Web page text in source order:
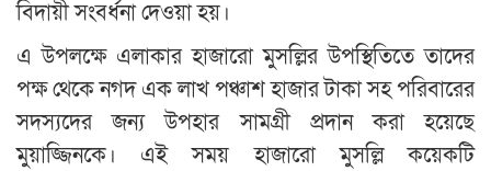
বিদায়ী সংবর্ধনা দেওয়া হয়।
এ উপলক্ষে এলাকার হাজারো মুসল্লির উপস্থিতিতে তাদের
পক্ষ থেকে নগদ এক লাখ পঞ্চাশ হাজার টাকা সহ পরিবারের
সদস্যদের জন্য উপহার সামগ্রী প্রদান করা হয়েছে
মুয়াজ্জিনকে। এই সময় হাজারো মুসল্লি কয়েকটি